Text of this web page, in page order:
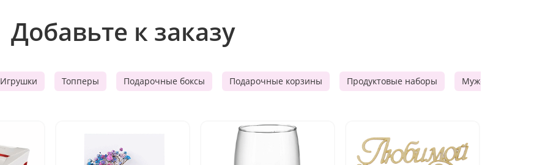
Добавьте к заказу
Игрушки Топперы Подарочные боксы Подарочные корзины Продуктовые наборы Мужские